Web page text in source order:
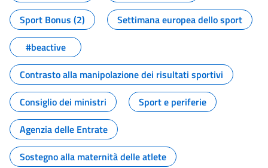
Sport Bonus (2)
Settimana europea dello sport
#beactive
Contrasto alla manipolazione dei risultati sportivi
Consiglio dei ministri
Sport e periferie
Agenzia delle Entrate
Sostegno alla maternità delle atlete